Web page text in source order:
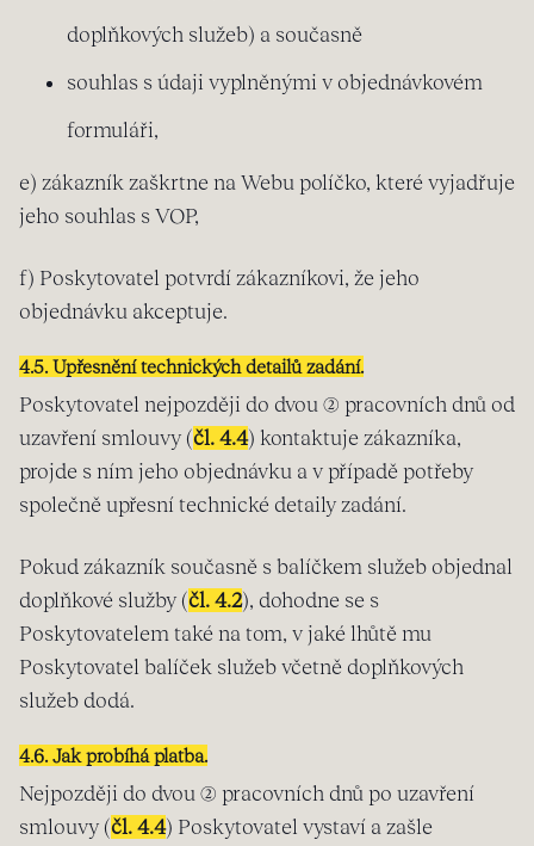
doplňkových služeb) a současně
souhlas s údaji vyplněnými v objednávkovém
formuláři,
e) zákazník zaškrtne na Webu políčko, které vyjadřuje
jeho souhlas s VOP,
f) Poskytovatel potvrdí zákazníkovi, že jeho
objednávku akceptuje.
4.5. Upřesnění technických detailů zadání.
Poskytovatel nejpozději do dvou (2) pracovních dnů od
uzavření smlouvy (čl. 4.4) kontaktuje zákazníka,
projde s ním jeho objednávku a v případě potřeby
společně upřesní technické detaily zadání.
Pokud zákazník současně s balíčkem služeb objednal
doplňkové služby (čl. 4.2), dohodne se s
Poskytovatelem také na tom, v jaké lhůtě mu
Poskytovatel balíček služeb včetně doplňkových
služeb dodá.
4.6. Jak probíhá platba.
Nejpozději do dvou (2) pracovních dnů po uzavření
smlouvy (čl. 4.4) Poskytovatel vystaví a zašle